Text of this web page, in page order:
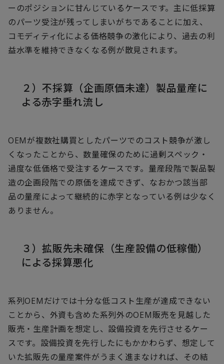
ーのポジションに甘んじているケースです。主に低採算
のパーツ受注が残ってしまいがちであることに加え、
コモディティ化による価格競争の激化により、過去の利
益水準を維持できなくなる例が散見されます。
２）不採算（企画原価未達）製品量産に
よる赤字垂れ流し
OEMが複数社購買としたパーツでのコスト競争が激し
くなったことから、数量確保のために過剰スペック・
過度な低価格で受注するケースです。量産段階で製品製
造の企画段階での原価を達成できず、なおかつ該当部
品の量産によって継続的に赤字となっている例は少なく
ありません。
３）拡販先未確保（生産設備の低稼働）
による採算悪化
系列OEMだけでは十分な低コスト生産が達成できない
ことから、外資も含めた系列外のOEM販売を見越した
販売・生産計画を想定し、設備投資を先行させるケー
スです。設備投資を先行したにもかかわらず、想定して
いた拡販先の量産案件がうまく進まなければ、その結